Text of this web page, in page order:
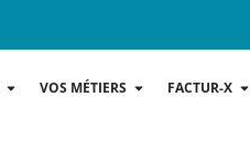
VOS MÉTIERS FACTUR-X